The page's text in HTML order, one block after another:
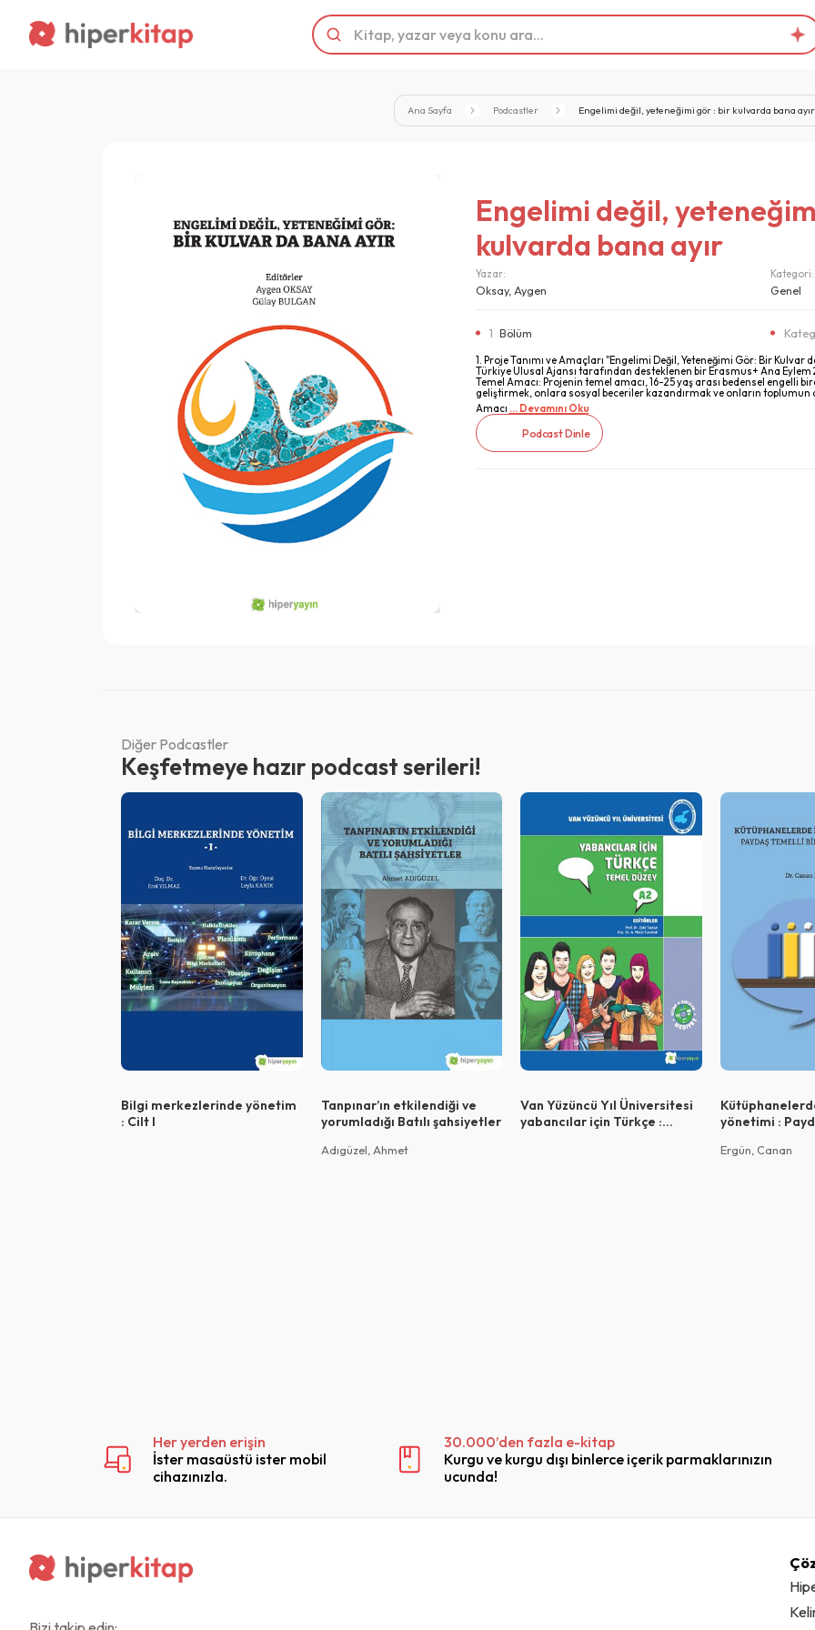
Ana Sayfa Podcastler Engelimi değil, yeteneğimi gör : bir kulvarda bana ayır
Engelimi değil,
kulvarda bana ayır
Yazar:
Oksay, Aygen
Kategori:
Genel
1 Bölüm
1. Proje Tanımı ve Amaçları "Engelimi Değil, Yeteneğimi Gör: Bir Kulvar
Türkiye Ulusal Ajansı tarafından desteklenen bir Erasmus+ Ana
Temel Amacı: Projenin temel amacı, 16-25 yaş arası bedensel engelli
geliştirmek, onlara sosyal beceriler kazandırmak ve onların
Amacı ... Devamını Oku
Podcast Dinle
Diğer Podcastler
Keşfetmeye hazır podcast serileri!
Bilgi merkezlerinde yönetim
: Cilt I
Tanpınar’ın etkilendiği ve
yorumladığı Batılı şahsiyetler
Adıgüzel, Ahmet
Van Yüzüncü Yıl Üniversitesi
yabancılar için Türkçe :
yönetimi :
Ergün, Canan
Giriş
Vazgeç
Vazgeç
Vazgeç
Her yerden erişin
İster masaüstü ister mobil
cihazınızla.
30.000’den fazla e-kitap
Kurgu ve kurgu dışı binlerce içerik parmaklarınızın
ucunda!
QR Code taraması başarılı.
Sistemi kurumu ile kullanıyorsunuz.
Tamam